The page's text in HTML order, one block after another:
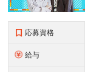
応募資格
給与